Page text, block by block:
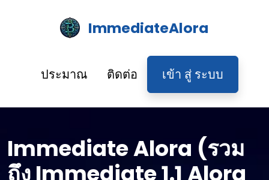
ImmediateAlora
ประมาณ ติดต่อ เข้า สู่ ระบบ
Immediate Alora (รวม
ถึง Immediate 1.1 Alora